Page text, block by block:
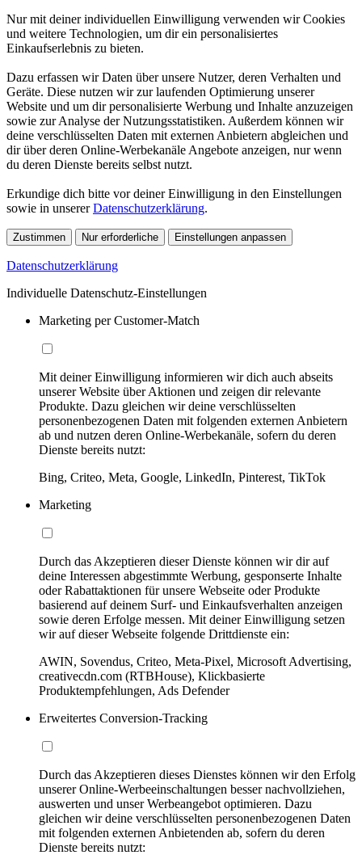
Nur mit deiner individuellen Einwilligung verwenden wir Cookies
und weitere Technologien, um dir ein personalisiertes
Einkaufserlebnis zu bieten.
Dazu erfassen wir Daten über unsere Nutzer, deren Verhalten und
Geräte. Diese nutzen wir zur laufenden Optimierung unserer
Website und um dir personalisierte Werbung und Inhalte anzuzeigen
sowie zur Analyse der Nutzungsstatistiken. Außerdem können wir
deine verschlüsselten Daten mit externen Anbietern abgleichen und
dir über deren Online-Werbekanäle Angebote anzeigen, nur wenn
du deren Dienste bereits selbst nutzt.
Erkundige dich bitte vor deiner Einwilligung in den Einstellungen
sowie in unsererDatenschutzerklärung.
Zustimmen Nur erforderliche Einstellungen anpassen
Datenschutzerklärung
Individuelle Datenschutz-Einstellungen
Marketing per Customer-Match
Mit deiner Einwilligung informieren wir dich auch abseits
unserer Website über Aktionen und zeigen dir relevante
Produkte. Dazu gleichen wir deine verschlüsselten
personenbezogenen Daten mit folgenden externen Anbietern
ab und nutzen deren Online-Werbekanäle, sofern du deren
Dienste bereits nutzt:
Bing, Criteo, Meta, Google, LinkedIn, Pinterest, TikTok
Marketing
Durch das Akzeptieren dieser Dienste können wir dir auf
deine Interessen abgestimmte Werbung, gesponserte Inhalte
oder Rabattaktionen für unsere Webseite oder Produkte
basierend auf deinem Surf- und Einkaufsverhalten anzeigen
sowie deren Erfolge messen. Mit deiner Einwilligung setzen
wir auf dieser Webseite folgende Drittdienste ein:
AWIN, Sovendus, Criteo, Meta-Pixel, Microsoft Advertising,
creativecdn.com (RTBHouse), Klickbasierte
Produktempfehlungen, Ads Defender
Erweitertes Conversion-Tracking
Durch das Akzeptieren dieses Dienstes können wir den Erfolg
unserer Online-Werbeeinschaltungen besser nachvollziehen,
auswerten und unser Werbeangebot optimieren. Dazu
gleichen wir deine verschlüsselten personenbezogenen Daten
mit folgenden externen Anbietenden ab, sofern du deren
Dienste bereits nutzt: